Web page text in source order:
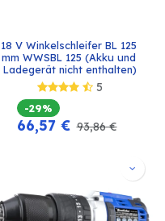
18 V Winkelschleifer BL 125
mm WWSBL 125 (Akku und
Ladegerät nicht enthalten)
5
-29%
66,57€ 93,86€